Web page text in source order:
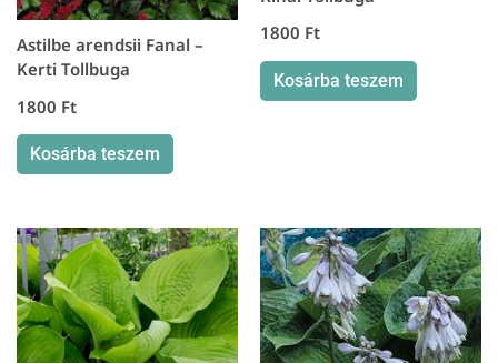
Astilbe arendsii Fanal –
Kerti Tollbuga
1800 Ft
Kosárba teszem
1800 Ft
Kosárba teszem